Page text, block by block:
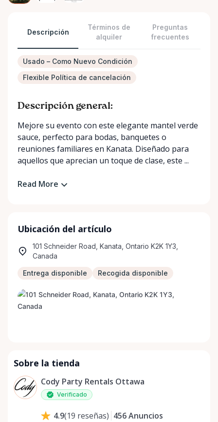
Descripción
Términos de
alquiler
Preguntas
frecuentes
Usado – Como Nuevo Condición
Flexible Política de cancelación
Descripción general:
Mejore su evento con este elegante mantel verde
sauce, perfecto para bodas, banquetes o
reuniones familiares en Kanata. Diseñado para
aquellos que aprecian un toque de clase, este ...
Read More
Ubicación del artículo
101 Schneider Road, Kanata, Ontario K2K 1Y3,
Canada
Entrega disponible Recogida disponible
Sobre la tienda
Cody Party Rentals Ottawa
Verificado
4.9(19 reseñas) 456Anuncios